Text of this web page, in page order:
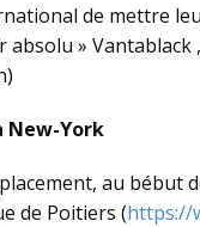
de mettre
»
New-York
au bébut
de Poitiers (https://